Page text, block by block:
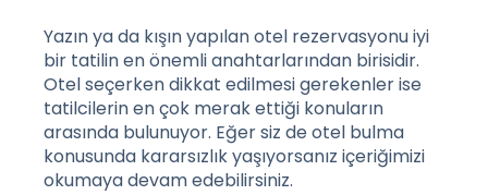
Yazın ya da kışın yapılan otel rezervasyonu iyi
bir tatilin en önemli anahtarlarından birisidir.
Otel seçerken dikkat edilmesi gerekenler ise
tatilcilerin en çok merak ettiği konuların
arasında bulunuyor. Eğer siz de otel bulma
konusunda kararsızlık yaşıyorsanız içeriğimizi
okumaya devam edebilirsiniz.